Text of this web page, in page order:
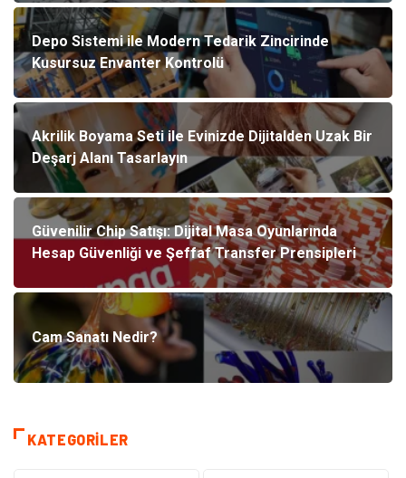
Depo Sistemi ile Modern Tedarik Zincirinde
Kusursuz Envanter Kontrolü
Akrilik Boyama Seti ile Evinizde Dijitalden Uzak Bir
Deşarj Alanı Tasarlayın
Güvenilir Chip Satışı: Dijital Masa Oyunlarında
Hesap Güvenliği ve Şeffaf Transfer Prensipleri
Cam Sanatı Nedir?
KATEGORILER